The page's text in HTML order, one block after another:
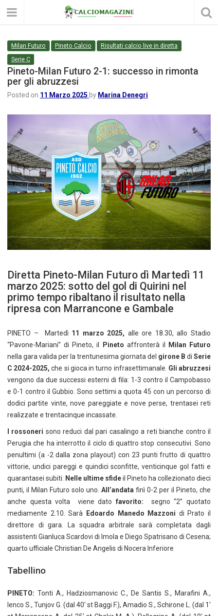
Milan Futuro Pineto Calcio
Risultati calcio live in diretta
Serie C
Pineto-Milan Futuro 2-1: successo in rimonta
per gli abruzzesi
Posted on 11 Marzo 2025 by Marina Denegri
Diretta Pineto-Milan Futuro dì Martedì 11
marzo 2025: sotto del gol di Quirini nel
primo tempo ribaltano il risultato nella
ripresa con Marrancone e Gambale
PINETO – Martedì 11 marzo 2025, alle ore 18.30, allo Stadio
“Pavone-Mariani” di Pineto, il
Pineto affronterà il
Milan Futuro
nella gara valida per la trentunesima giornata del girone B di Serie
C 2024-2025,che si gioca in turno infrasettimanale. Gli abruzzesi
vengono da due successi esterni di fila: 1-3 contro il Campobasso
e 0-1 contro il Gubbio. Sono settimi a quota 45 con un percorso di
dodici partite vinte, nove pareggiate e nove perse, trentasei reti
realizzate e trentacinque incassate.
I rossoneri sono reduci dal pari casalingo a reti bianche contro il
Perugia che ha interrotto il ciclo di quattro stop consecutivi. Sono
penultimi (a -2 dalla zona playout) con 23 punti frutto di quattro
vittorie, undici pareggi e quindici sconfitte, venticinque gol fatti e
quarantasei subiti. Nelle ultime sfideil Pineto ha collezionato dieci
punti, il Milan Futuro solo uno. All’andata finì 0-2 per il Pineto, che
anche questa volta viene datofavorito:
segno “2” quotato
mediamente 2.10. Sarà
Edoardo Manedo Mazzoni di Prato il
direttore di gara. La squadra arbitrale sarà completata dagli
assistenti Gianluca Scardovi di Imola e Diego Spatrisano di Cesena;
quarto ufficiale Christian De Angelis di Nocera Inferiore
Tabellino
PINETO: Tonti A., Hadziosmanovic C., De Santis S., Marafini A.,
Ienco S., Tunjov G. (dal 40′ st Baggi F.), Amadio S., Schirone L. (dal 1′